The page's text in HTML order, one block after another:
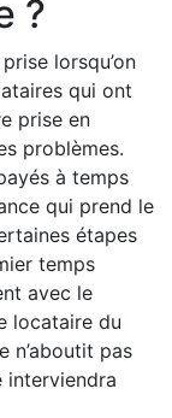
?
lorsqu’on
qui ont
prise en
problèmes.
à temps
qui prend le
étapes
temps
avec le
locataire du
n’aboutit pas
interviendra